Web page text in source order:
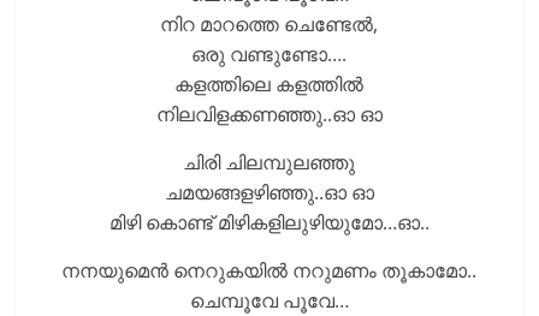
നിറ മാറത്തെ ചെണ്ടേൽ,
ഒരു വണ്ടുണ്ടോ….
കളത്തിലെ കളത്തിൽ
നിലവിളക്കണഞ്ഞു..ഓ ഓ
ചിരി ചിലമ്പുലഞ്ഞു
ചമയങ്ങളഴിഞ്ഞു..ഓ ഓ
മിഴി കൊണ്ട് മിഴികളിലുഴിയുമോ…ഓ..
നനയുമെൻ നെറുകയിൽ നറുമണം തൂകാമോ..
ചെമ്പൂവേ പൂവേ…